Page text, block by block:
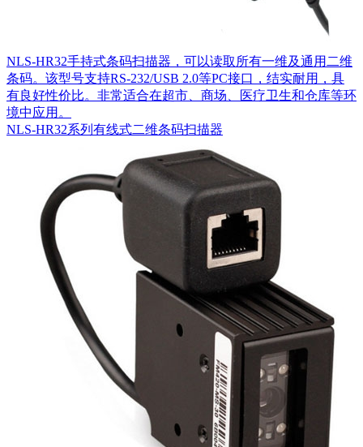
NLS-HR32手持式条码扫描器，可以读取所有一维及通用二维
条码。该型号支持RS-232/USB 2.0等PC接口，结实耐用，具
有良好性价比。非常适合在超市、商场、医疗卫生和仓库等环
境中应用。
NLS-HR32系列有线式二维条码扫描器